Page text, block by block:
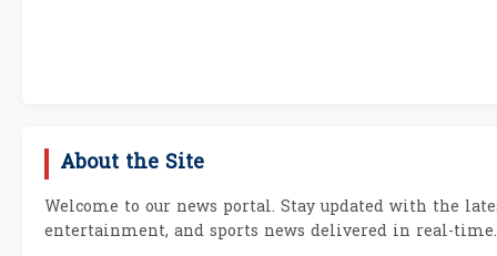
About the Site
Welcome to our news portal. Stay updated with the
entertainment, and sports news delivered in real-time.